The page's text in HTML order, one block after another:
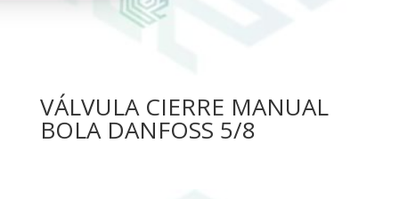
VÁLVULA CIERRE MANUAL
BOLA DANFOSS 5/8